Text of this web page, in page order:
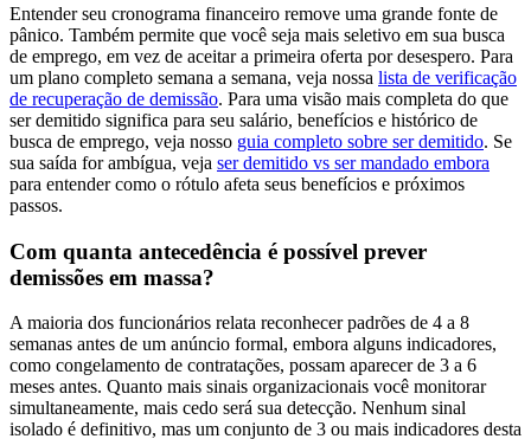
Entender seu cronograma financeiro remove uma grande fonte de
pânico. Também permite que você seja mais seletivo em sua busca
de emprego, em vez de aceitar a primeira oferta por desespero. Para
um plano completo semana a semana, veja nossa lista de verificação
de recuperação de demissão. Para uma visão mais completa do que
ser demitido significa para seu salário, benefícios e histórico de
busca de emprego, veja nosso guia completo sobre ser demitido. Se
sua saída for ambígua, veja ser demitido vs ser mandado embora
para entender como o rótulo afeta seus benefícios e próximos
passos.
Com quanta antecedência é possível prever
demissões em massa?
A maioria dos funcionários relata reconhecer padrões de 4 a 8
semanas antes de um anúncio formal, embora alguns indicadores,
como congelamento de contratações, possam aparecer de 3 a 6
meses antes. Quanto mais sinais organizacionais você monitorar
simultaneamente, mais cedo será sua detecção. Nenhum sinal
isolado é definitivo, mas um conjunto de 3 ou mais indicadores desta